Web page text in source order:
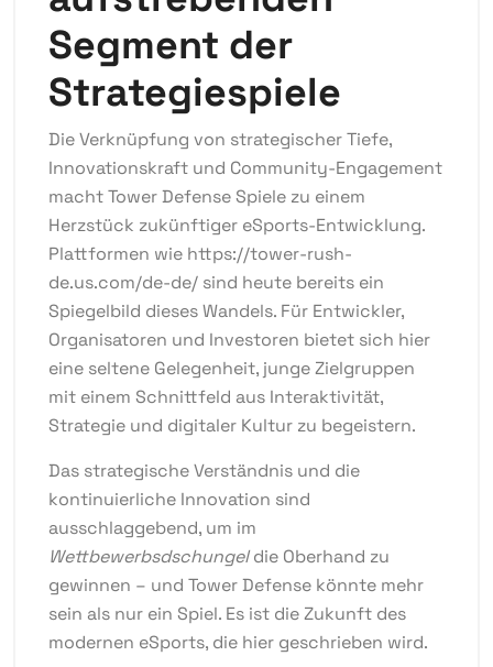
Segment der
Strategiespiele
Die Verknüpfung von strategischer Tiefe,
Innovationskraft und Community-Engagement
macht Tower Defense Spiele zu einem
Herzstück zukünftiger eSports-Entwicklung.
Plattformen wie https://tower-rush-
de.us.com/de-de/ sind heute bereits ein
Spiegelbild dieses Wandels. Für Entwickler,
Organisatoren und Investoren bietet sich hier
eine seltene Gelegenheit, junge Zielgruppen
mit einem Schnittfeld aus Interaktivität,
Strategie und digitaler Kultur zu begeistern.
Das strategische Verständnis und die
kontinuierliche Innovation sind
ausschlaggebend, um im
Wettbewerbsdschungeldie Oberhand zu
gewinnen – und Tower Defense könnte mehr
sein als nur ein Spiel. Es ist die Zukunft des
modernen eSports, die hier geschrieben wird.